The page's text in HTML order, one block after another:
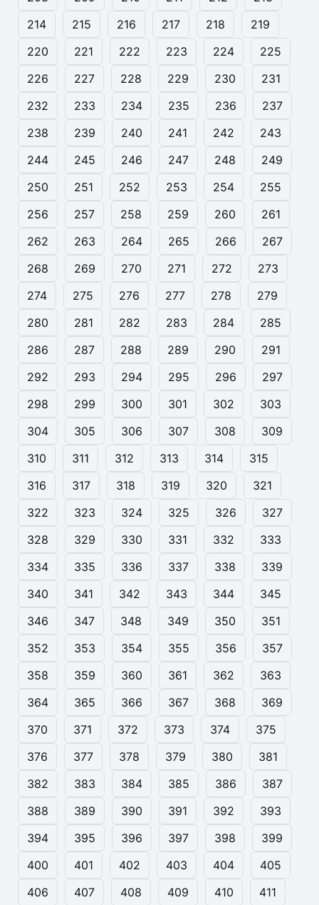
214
215 216 217 218
219
220
221 222 223 224
225
226
227 228 229 230
231
232
233 234 235 236
237
238
239 240 241 242
243
244
245 246 247 248
249
250
251 252 253 254
255
256
257 258 259 260
261
262
263 264 265 266
267
268
269 270 271 272
273
274
275 276 277 278
279
280
281 282 283 284
285
286
287 288 289 290
291
292
293 294 295 296
297
298
299 300 301 302
303
304
305 306 307 308
309
310
311 312 313 314
315
316
317 318 319 320
321
322
323 324 325 326
327
328
329 330 331 332
333
334
335 336 337 338
339
340
341 342 343 344
345
346
347 348 349 350
351
352
353 354 355 356
357
358
359 360 361 362
363
364
365 366 367 368
369
370
371 372 373 374
375
376
377 378 379 380
381
382
383 384 385 386
387
388
389 390 391 392
393
394
395 396 397 398
399
400
401 402 403 404
405
406
407 408 409 410 411